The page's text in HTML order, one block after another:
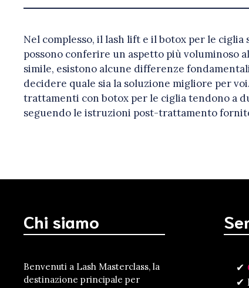
Nel complesso, il lash lift e il botox per le
possono conferire un aspetto più voluminoso
simile, esistono alcune differenze
decidere quale sia la soluzione migliore per
trattamenti con botox per le ciglia tendono a
seguendo le istruzioni post-trattamento
Chi siamo
Benvenuti a Lash Masterclass, la
destinazione principale per